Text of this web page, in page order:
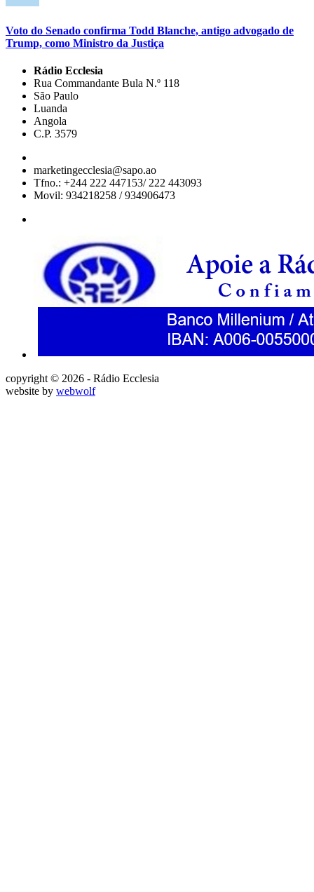
Voto do Senado confirma Todd Blanche, antigo advogado de
Trump, como Ministro da Justiça
Rádio Ecclesia
Rua Commandante Bula N.º 118
São Paulo
Luanda
Angola
C.P. 3579
marketingecclesia@sapo.ao
Tfno.: +244 222 447153/ 222 443093
Movil: 934218258 / 934906473
copyright © 2026 - Rádio Ecclesia
website by webwolf